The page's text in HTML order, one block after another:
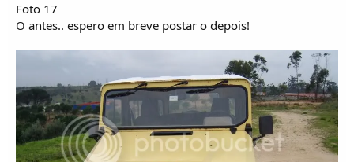
Foto 17
O antes.. espero em breve postar o depois!